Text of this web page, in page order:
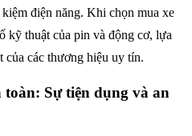
điện năng. Khi chọn mua xe
kỹ thuật của pin và động cơ, lựa
của các thương hiệu uy tín.
Sự tiện dụng và an